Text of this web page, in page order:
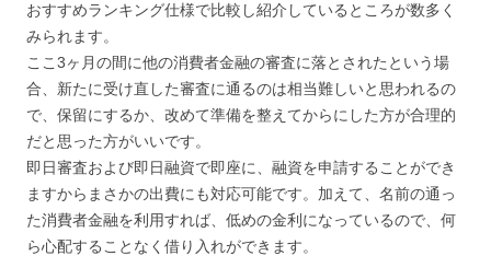
おすすめランキング仕様で比較し紹介しているところが数多く
みられます。
ここ3ヶ月の間に他の消費者金融の審査に落とされたという場
合、新たに受け直した審査に通るのは相当難しいと思われるの
で、保留にするか、改めて準備を整えてからにした方が合理的
だと思った方がいいです。
即日審査および即日融資で即座に、融資を申請することができ
ますからまさかの出費にも対応可能です。加えて、名前の通っ
た消費者金融を利用すれば、低めの金利になっているので、何
ら心配することなく借り入れができます。